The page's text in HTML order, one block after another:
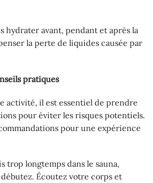
hydrater avant, pendant et après la
la perte de liquides causée par
pratiques
activité, il est essentiel de prendre
pour éviter les risques potentiels.
pour une expérience
trop longtemps dans le sauna,
Écoutez votre corps et